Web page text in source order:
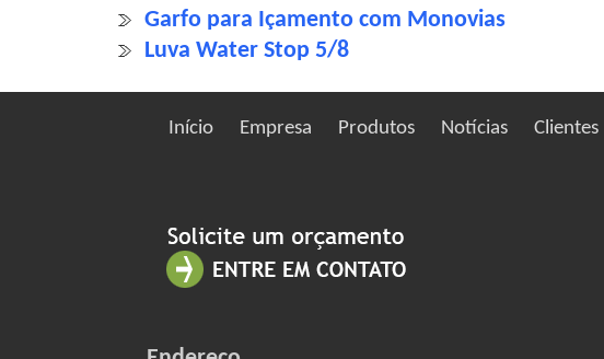
Garfo para Içamento com Monovias
Luva Water Stop 5/8
Início Empresa Produtos Notícias Clientes